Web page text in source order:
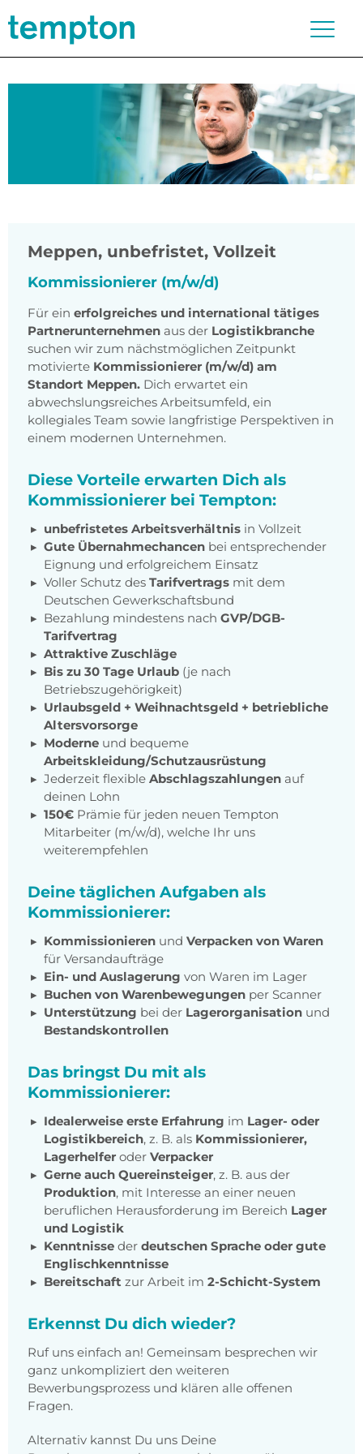
Meppen, unbefristet, Vollzeit
Kommissionierer (m/w/d)
Für ein erfolgreiches und international tätiges
Partnerunternehmen aus der Logistikbranche
suchen wir zum nächstmöglichen Zeitpunkt
motivierte Kommissionierer (m/w/d) am
Standort Meppen. Dich erwartet ein
abwechslungsreiches Arbeitsumfeld, ein
kollegiales Team sowie langfristige Perspektiven in
einem modernen Unternehmen.
Diese Vorteile erwarten Dich als
Kommissionierer bei Tempton:
unbefristetes Arbeitsverhältnis in Vollzeit
Gute Übernahmechancen bei entsprechender
Eignung und erfolgreichem Einsatz
Voller Schutz des Tarifvertrags mit dem
Deutschen Gewerkschaftsbund
Bezahlung mindestens nach GVP/DGB-
Tarifvertrag
Attraktive Zuschläge
Bis zu 30 Tage Urlaub (je nach
Betriebszugehörigkeit)
Urlaubsgeld + Weihnachtsgeld + betriebliche
Altersvorsorge
Moderne und bequeme
Arbeitskleidung/Schutzausrüstung
Jederzeit flexible Abschlagszahlungen auf
deinen Lohn
150€ Prämie für jeden neuen Tempton
Mitarbeiter (m/w/d), welche Ihr uns
weiterempfehlen
Deine täglichen Aufgaben als
Kommissionierer:
Kommissionieren und Verpacken von Waren
für Versandaufträge
Ein- und Auslagerung von Waren im Lager
Buchen von Warenbewegungen per Scanner
Unterstützung bei der Lagerorganisation und
Bestandskontrollen
Das bringst Du mit als
Kommissionierer:
Idealerweise erste Erfahrung im Lager- oder
Logistikbereich, z. B. als Kommissionierer,
Lagerhelfer oder Verpacker
Gerne auch Quereinsteiger, z. B. aus der
Produktion, mit Interesse an einer neuen
beruflichen Herausforderung im Bereich Lager
und Logistik
Kenntnisse der deutschen Sprache oder gute
Englischkenntnisse
Bereitschaft zur Arbeit im 2-Schicht-System
Erkennst Du dich wieder?
Ruf uns einfach an! Gemeinsam besprechen wir
ganz unkompliziert den weiteren
Bewerbungsprozess und klären alle offenen
Fragen.
Alternativ kannst Du uns Deine